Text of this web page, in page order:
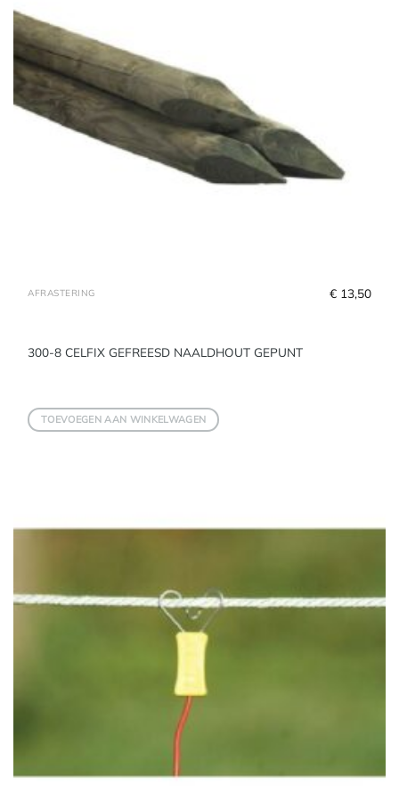
AFRASTERING
300-8 CELFIX GEFREESD NAALDHOUT GEPUNT
€ 13,50
TOEVOEGEN AAN WINKELWAGEN